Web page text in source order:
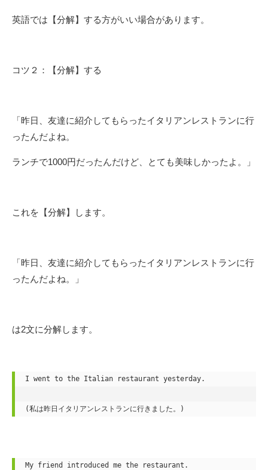
英語では【分解】する方がいい場合があります。
コツ２：【分解】する
「昨日、友達に紹介してもらったイタリアンレストランに行
ったんだよね。
ランチで1000円だったんだけど、とても美味しかったよ。」
これを【分解】します。
「昨日、友達に紹介してもらったイタリアンレストランに行
ったんだよね。」
は2文に分解します。
I went to the Italian restaurant yesterday.
(私は昨日イタリアンレストランに行きました。)
My friend introduced me the restaurant.